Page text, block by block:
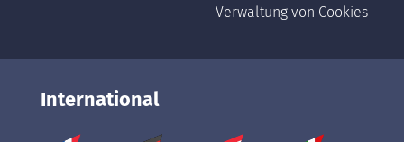
Verwaltung von Cookies
International